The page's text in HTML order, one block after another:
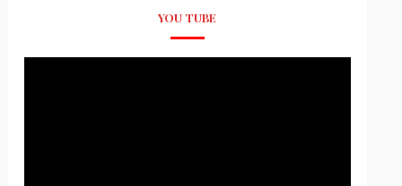
YOU TUBE